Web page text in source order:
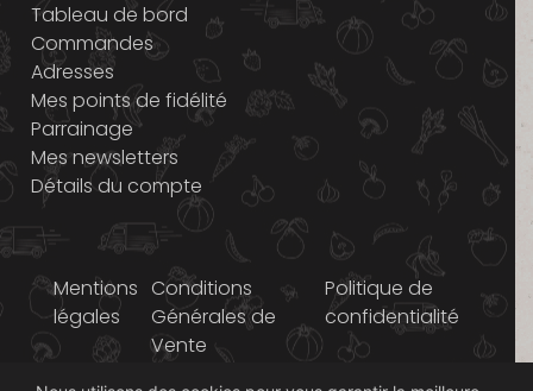
Tableau de bord
Commandes
Adresses
Mes points de fidélité
Parrainage
Mes newsletters
Détails du compte
Mentions
légales
Conditions
Générales de
Vente
Politique de
confidentialité